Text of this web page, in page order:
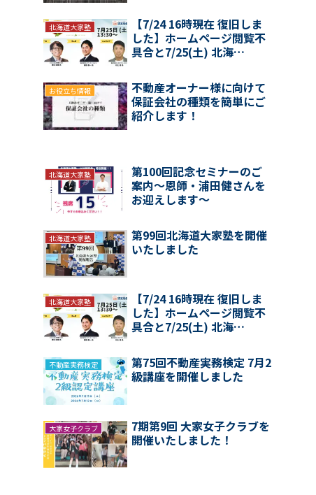
北海道大家塾
【7/24 16時現在 復旧しま
した】ホームページ閲覧不
具合と7/25(土) 北海…
お役立ち情報
不動産オーナー様に向けて
保証会社の種類を簡単にご
紹介します！
北海道大家塾
第100回記念セミナーのご
案内〜恩師・浦田健さんを
お迎えします〜
北海道大家塾
第99回北海道大家塾を開催
いたしました
北海道大家塾
【7/24 16時現在 復旧しま
した】ホームページ閲覧不
具合と7/25(土) 北海…
不動産実務検定
第75回不動産実務検定 7月2
級講座を開催しました
大家女子クラブ
7期第9回 大家女子クラブを
開催いたしました！